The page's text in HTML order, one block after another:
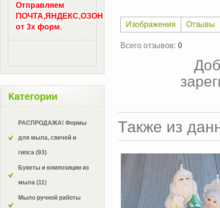
Изображения Отзывы
Всего отзывов: 0
Также из
Отправляем
ПОЧТА,ЯНДЕКС,ОЗОН
от 3х форм.
Категории
РАСПРОДАЖА! Формы
для мыла, свечей и
гипса (93)
Букеты и композиции из
мыла (11)
Мыло ручной работы